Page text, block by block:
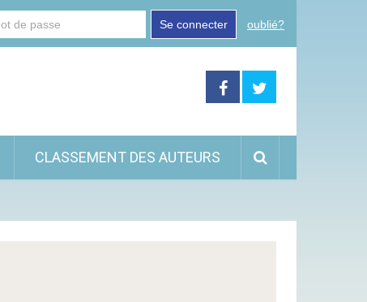
Se connecter oublié?
CLASSEMENT DES AUTEURS